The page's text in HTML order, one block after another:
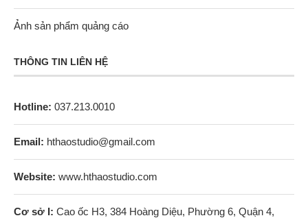
Ảnh sản phẩm quảng cáo
THÔNG TIN LIÊN HỆ
Hotline: 037.213.0010
Email: hthaostudio@gmail.com
Website: www.hthaostudio.com
Cơ sở I: Cao ốc H3, 384 Hoàng Diệu, Phường 6, Quận 4,